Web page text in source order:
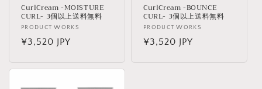
CurlCream -MOISTURE
CURL- 3個以上送料無料
販
売
PRODUCT WORKS
通
価
¥3,520 JPY
CurlCream -BOUNCE
CURL- 3個以上送料無料
販
売
PRODUCT WORKS
通
¥3,520 JPY